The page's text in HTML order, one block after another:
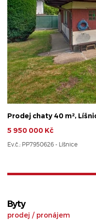
Prodej chaty 40 m²,
5 950 000 Kč
Ev.č.: PP7950626 - Líšnice
Byty
prodej / pronájem